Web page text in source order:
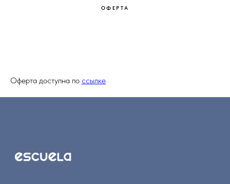
ОФЕРТА
Оферта доступна по ссылке